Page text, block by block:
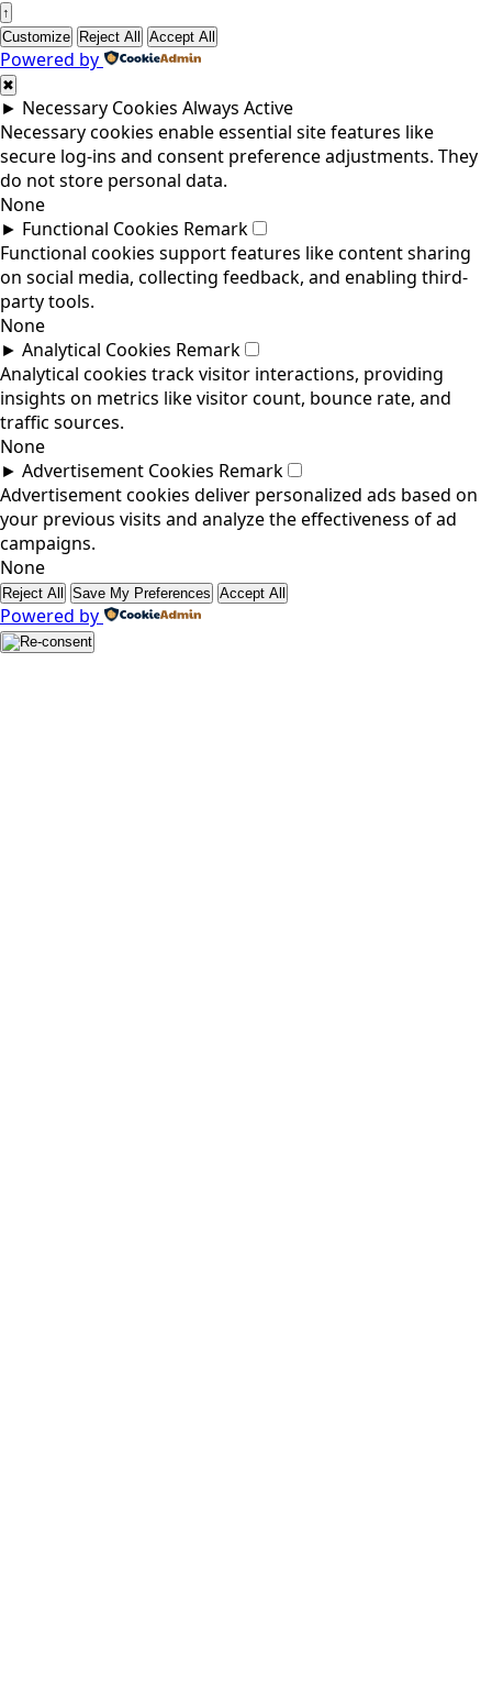
↑
Customize
Reject All Accept All
Powered by
✖
► Necessary Cookies Always Active
Necessary cookies enable essential site features like
secure log-ins and consent preference adjustments. They
do not store personal data.
None
► Functional Cookies Remark
Functional cookies support features like content sharing
on social media, collecting feedback, and enabling third-
party tools.
None
► Analytical Cookies Remark
Analytical cookies track visitor interactions, providing
insights on metrics like visitor count, bounce rate, and
traffic sources.
None
► Advertisement Cookies Remark
Advertisement cookies deliver personalized ads based on
your previous visits and analyze the effectiveness of ad
campaigns.
None
Reject All Save My Preferences Accept All
Powered by